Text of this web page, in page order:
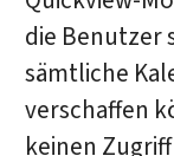
die Benutzer
sämtliche
verschaffen
keinen